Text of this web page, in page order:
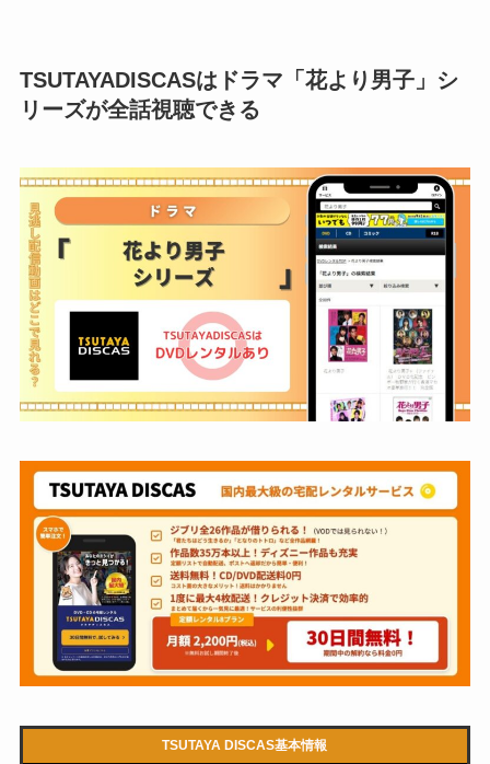
TSUTAYADISCASはドラマ「花より男子」シ
リーズが全話視聴できる
TSUTAYA DISCAS基本情報